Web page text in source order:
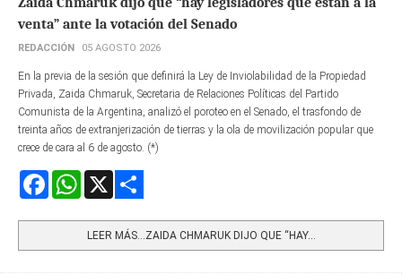
venta” ante la votación del Senado
REDACCIÓN 05 AGOSTO 2026
En la previa de la sesión que definirá la Ley de Inviolabilidad de la Propiedad
Privada, Zaida Chmaruk, Secretaria de Relaciones Políticas del Partido
Comunista de la Argentina, analizó el poroteo en el Senado, el trasfondo de
treinta años de extranjerización de tierras y la ola de movilización popular que
crece de cara al 6 de agosto. (*)
FacebookWhatsApp
LEER MÁS…ZAIDA CHMARUK DIJO QUE “HAY...